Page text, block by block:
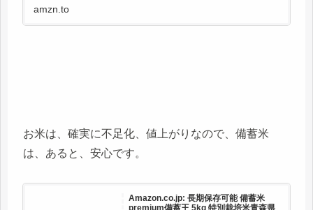
amzn.to
お米は、確実に不足化、値上がりなので、備蓄米
は、あると、安心です。
Amazon.co.jp: 長期保存可能 備蓄米